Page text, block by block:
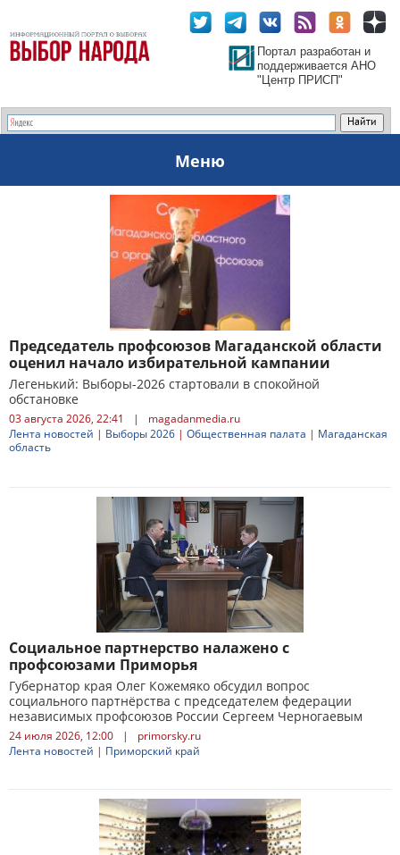
Портал разработан и
поддерживается АНО
"Центр ПРИСП"
Меню
Председатель профсоюзов Магаданской области
оценил начало избирательной кампании
Легенький: Выборы-2026 стартовали в спокойной
обстановке
03 августа 2026, 22:41 |
magadanmedia.ru
Лента новостей | Выборы 2026 | Общественная палата | Магаданская
область
Социальное партнерство налажено с
профсоюзами Приморья
Губернатор края Олег Кожемяко обсудил вопрос
социального партнёрства с председателем федерации
независимых профсоюзов России Сергеем Черногаевым
24 июля 2026, 12:00 |
primorsky.ru
Лента новостей | Приморский край